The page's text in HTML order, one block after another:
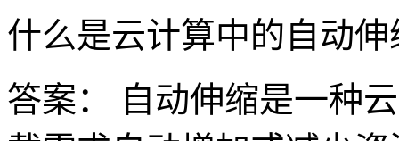
什么是云计算中的自动
答案： 自动伸缩是一种